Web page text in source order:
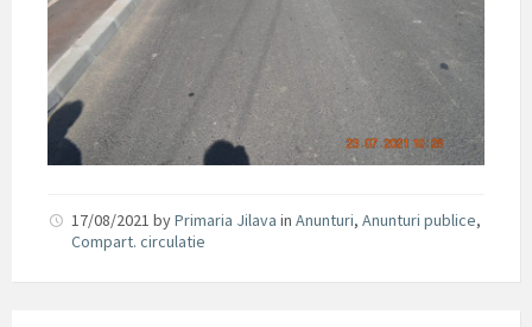
17/08/2021 byPrimaria Jilava in Anunturi, Anunturi publice,
Compart. circulatie